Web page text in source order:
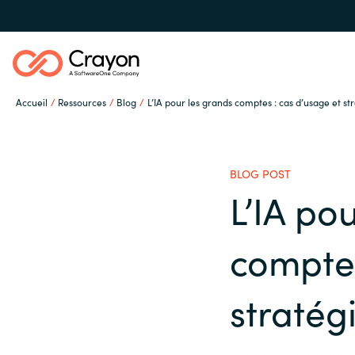
Accueil Ressources Blog L’IA pour les grands comptes : cas d’usage et
Global site
Austria
Denmark
Partenaires éditeurs
A propos de Crayon
BLOG POST
L’IA